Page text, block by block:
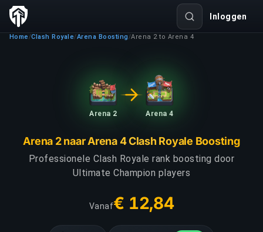
Inloggen
Home /Clash Royale/Arena Boosting /Arena 2 to Arena 4
Arena 2 Arena 4
Arena 2 naar Arena 4 Clash Royale Boosting
Professionele Clash Royale rank boosting door
Ultimate Champion players
Vanaf€ 12,84